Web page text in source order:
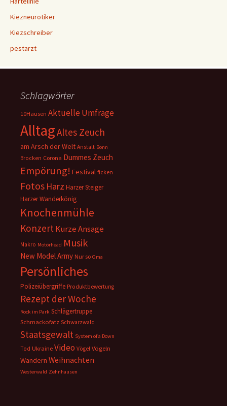
Kiezneurotiker
Kiezschreiber
pestarzt
Schlagwörter
10Hausen Aktuelle Umfrage
AlltagAltes Zeuch
am Arsch der Welt Anstalt Bonn
Brocken Corona Dummes Zeuch
Empörung! Festival ficken
Fotos Harz Harzer Steiger
Harzer Wanderkönig
Knochenmühle
Konzert Kurze Ansage
Makro Motörhead Musik
New Model Army Nur so Oma
Persönliches
Polizeiübergriffe Produktbewertung
Rezept der Woche
Rock im Park Schlägertruppe
Schmackofatz Schwarzwald
Staatsgewalt System of a Down
Tod Ukraine Video Vögel Vögeln
Wandern Weihnachten
Westerwald Zehnhausen